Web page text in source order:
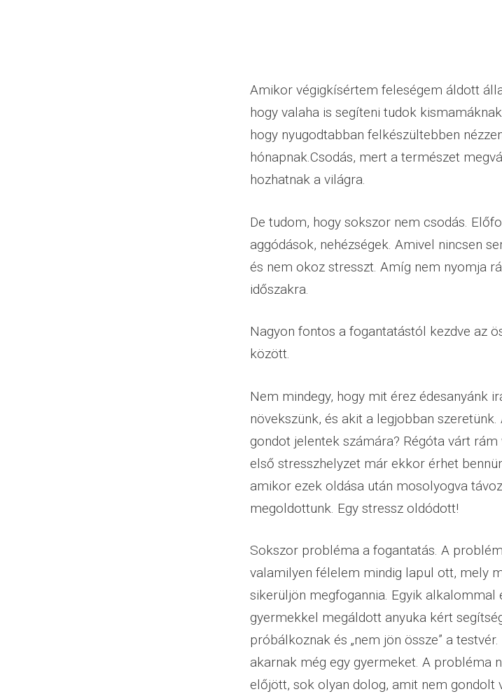
Amikor végigkísértem feleségem áldott
hogy valaha is segíteni tudok
hogy nyugodtabban felkészültebben
hónapnak.Csodás, mert a természet
hozhatnak a világra.
De tudom, hogy sokszor nem csodás.
aggódások, nehézségek. Amivel nincsen
és nem okoz stresszt. Amíg nem nyomja
időszakra.
Nagyon fontos a fogantatástól kezdve az
között.
Nem mindegy, hogy mit érez édesanyánk
növekszünk, és akit a legjobban
gondot jelentek számára? Régóta várt rám
első stresszhelyzet már ekkor érhet
amikor ezek oldása után mosolyogva
megoldottunk. Egy stressz oldódott!
Sokszor probléma a fogantatás. A
valamilyen félelem mindig lapul ott, mely
sikerüljön megfogannia. Egyik alkalommal
gyermekkel megáldott anyuka kért
próbálkoznak és „nem jön össze” a
akarnak még egy gyermeket. A probléma
előjött, sok olyan dolog, amit nem gondolt